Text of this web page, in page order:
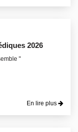
2026
"
En lire plus